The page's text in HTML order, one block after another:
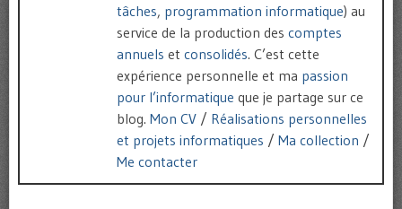
tâches, programmation informatique) au
service de la production des comptes
annuels et consolidés. C’est cette
expérience personnelle et ma passion
pour l’informatique que je partage sur ce
blog. Mon CV / Réalisations personnelles
et projets informatiques / Ma collection /
Me contacter